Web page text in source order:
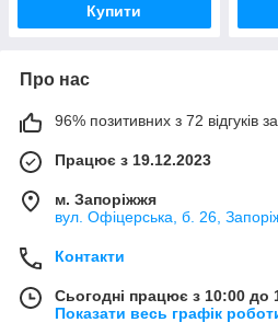
Купити
Про нас
96% позитивних з 72 відгуків за
Працює з 19.12.2023
м. Запоріжжя
вул. Офіцерська, б. 26,
Контакти
Сьогодні працює з 10:00 до
Показати весь графік